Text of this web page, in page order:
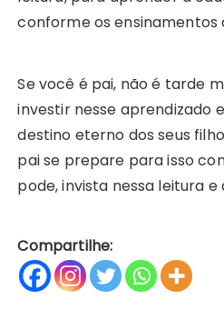
conforme os ensinamentos
Se você é pai, não é tarde
investir nesse aprendizado
destino eterno dos seus
pai se prepare para isso
pode, invista nessa leitura
Compartilhe: